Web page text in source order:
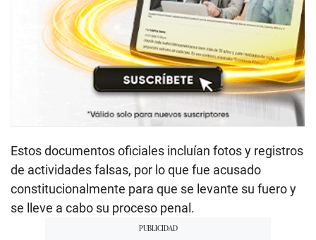
Estos documentos oficiales incluían fotos y registros
de actividades falsas, por lo que fue acusado
constitucionalmente para que se levante su fuero y
se lleve a cabo su proceso penal.